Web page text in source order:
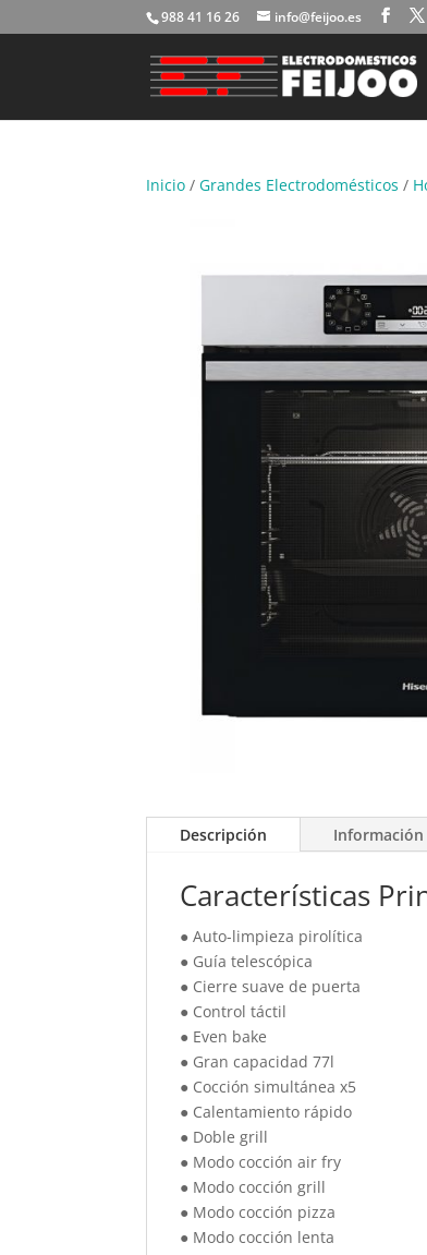
988 41 16 26 info@feijoo.es
Inicio /Grandes Electrodomésticos /
Descripción
Características
● Auto-limpieza pirolítica
● Guía telescópica
● Cierre suave de puerta
● Control táctil
● Even bake
● Gran capacidad 77l
● Cocción simultánea x5
● Calentamiento rápido
● Doble grill
● Modo cocción air fry
● Modo cocción grill
● Modo cocción pizza
● Modo cocción lenta